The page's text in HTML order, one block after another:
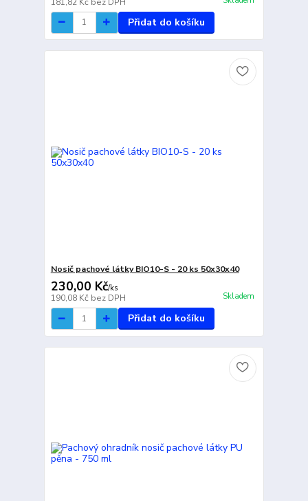
Přidat do košíku
Nosič pachové látky BIO10-S - 20 ks 50x30x40
230,00 Kč/ks
190,08 Kč bez DPH Skladem
Přidat do košíku